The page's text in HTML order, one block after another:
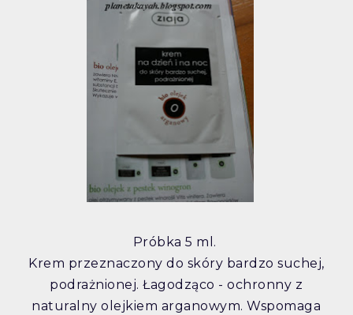
Próbka 5 ml.
Krem przeznaczony do skóry bardzo suchej,
podrażnionej. Łagodząco - ochronny z
naturalny olejkiem arganowym. Wspomaga